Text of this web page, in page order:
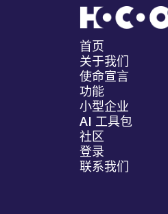
首页
关于我们
使命宣言
功能
小型企业
AI 工具包
社区
登录
联系我们